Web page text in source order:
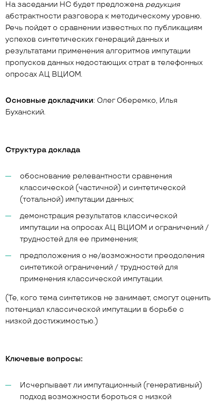
На заседании НС будет предложена редукция
абстрактности разговора к методическому уровню.
Речь пойдет о сравнении известных по публикациям
успехов синтетических генераций данных и
результатами применения алгоритмов импутации
пропусков данных недостающих страт в телефонных
опросах АЦ ВЦИОМ.
Основные докладчики: Олег Оберемко, Илья
Буханский.
Структура доклада
обоснование релевантности сравнения
классической (частичной) и синтетической
(тотальной) импутации данных;
демонстрация результатов классической
импутации на опросах АЦ ВЦИОМ и ограничений /
трудностей для ее применения;
предположения о не/возможности преодоления
синтетикой ограничений / трудностей для
применения классической импутации.
(Те, кого тема синтетиков не занимает, смогут оценить
потенциал классической импутации в борьбе с
низкой достижимостью.)
Ключевые вопросы:
Исчерпывает ли импутационный (генеративный)
подход возможности бороться с низкой